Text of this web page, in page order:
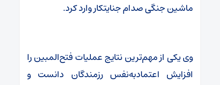
ماشین جنگی صدام جنایتکار وارد کرد.
وی یکی از مهم‌ترین نتایج عملیات فتح‌المبین را
افزایش اعتمادبه‌نفس رزمندگان دانست و